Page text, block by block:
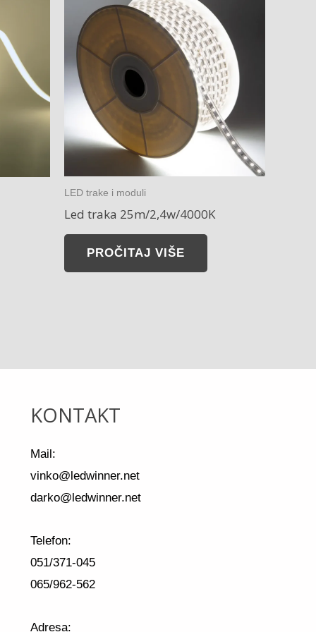
LED trake i moduli
Led traka 25m/2,4w/4000K
PROČITAJ VIŠE
KONTAKT
Mail:
vinko@ledwinner.net
darko@ledwinner.net
Telefon:
051/371-045
065/962-562
Adresa: